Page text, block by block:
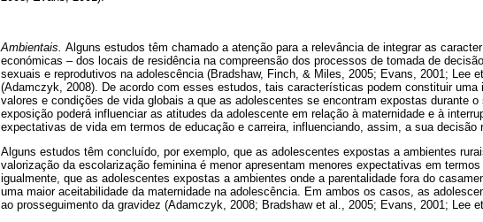
Ambientais. Alguns estudos têm chamado a atenção para a relevância de integrar as
económicas – dos locais de residência na compreensão dos processos de tomada de
sexuais e reprodutivos na adolescência (Bradshaw, Finch, & Miles, 2005; Evans, 2001; Lee
(Adamczyk, 2008). De acordo com esses estudos, tais características podem constituir uma
valores e condições de vida globais a que as adolescentes se encontram expostas durante
exposição poderá influenciar as atitudes da adolescente em relação à maternidade e à
expectativas de vida em termos de educação e carreira, influenciando, assim, a sua decisão
Alguns estudos têm concluído, por exemplo, que as adolescentes expostas a ambientes
valorização da escolarização feminina é menor apresentam menores expectativas em
igualmente, que as adolescentes expostas a ambientes onde a parentalidade fora do
uma maior aceitabilidade da maternidade na adolescência. Em ambos os casos, as
ao prosseguimento da gravidez (Adamczyk, 2008; Bradshaw et al., 2005; Evans, 2001; Lee